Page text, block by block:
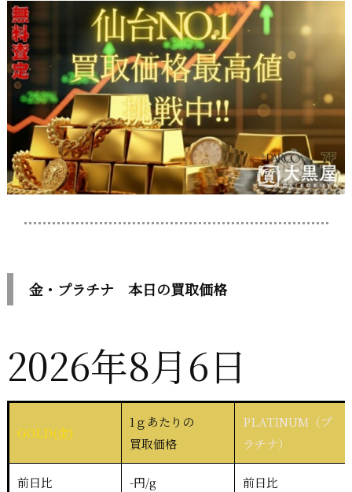
金・プラチナ 本日の買取価格
2026年8月6日
GOLD(金)
1ｇあたりの
買取価格
PLATINUM（プ
ラチナ）
前日比 -円/g 前日比